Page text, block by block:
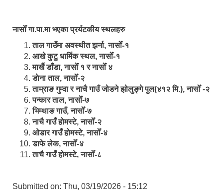
नासोँ गा.पा.मा भएका प्रर्यटकीय स्थलहरु
ताल गाउँमा अवस्थीत झर्ना, नासोँ-१
आखे कुटु धार्मिक स्थल, नासोँ-१
मार्खै डाँडा, नासोँ १ र नासोँ ४
डाेना ताल, नासोँ-२
ताम्राङ गुम्वा र नाचै गाउँ जोडने झोलुङ्गे पुल(४१२ मि.), नासोँ -२
पन्कार ताल, नासोँ-७
भिम्थाङ गाउँ, नासोँ-७
नाचै गाउँ होमस्टे, नासोँ-२
ओ‍‍‌डार गाउँ होमस्टे, नासोँ-४
डाफे लेक, नासोँ-४
ताचै गाउँ होमस्टे, नासोँ-८
Submitted on: Thu, 03/19/2026 - 15:12